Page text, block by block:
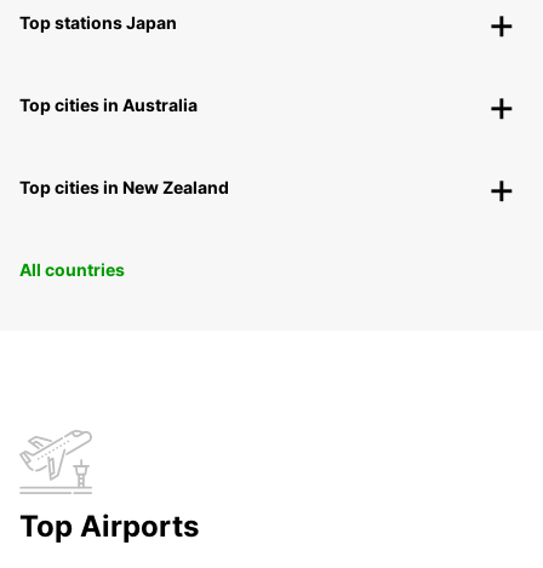
Top stations Japan
Top cities in Australia
Top cities in New Zealand
All countries
Top Airports